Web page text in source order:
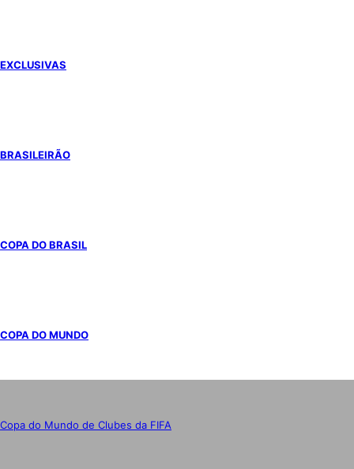
EXCLUSIVAS
BRASILEIRÃO
COPA DO BRASIL
COPA DO MUNDO
Copa do Mundo de Clubes da FIFA